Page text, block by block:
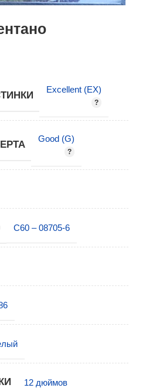
Excellent (EX)
Good (G)
С60 – 08705-6
12 дюймов